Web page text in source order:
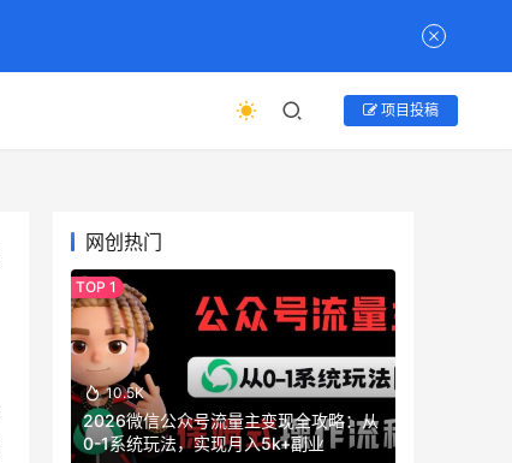
项目投稿
网创热门
10.5K
2026微信公众号流量主变现全攻略：从
0-1系统玩法，实现月入5k+副业